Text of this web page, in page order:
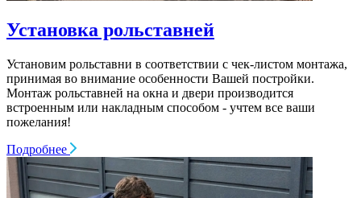
Установка рольставней
Установим рольставни в соответствии с чек-листом монтажа,
принимая во внимание особенности Вашей постройки.
Монтаж рольставней на окна и двери производится
встроенным или накладным способом - учтем все ваши
пожелания!
Подробнее